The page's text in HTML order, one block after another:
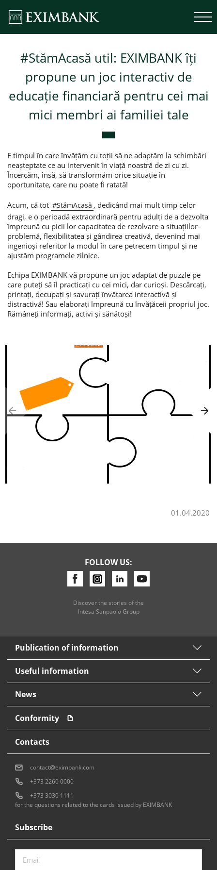
Consumer loan
Mortgage loans
#StămAcasă util: EXIMBANK îți
propune un joc interactiv de
educație financiară pentru cei mai
mici membri ai familiei tale
E timpul în care învățăm cu toții să ne adaptăm la schimbări
neașteptate ce au intervenit în viață noastră de zi cu zi.
Încercăm, însă, să transformăm orice situație în
oportunitate, care nu poate fi ratată!
Acum, că tot #StămAcasă , dedicând mai mult timp celor
dragi, e o perioadă extraordinară pentru adulți de a dezvolta
împreună cu picii lor capacitatea de rezolvare a situațiilor-
problemă, flexibilitatea și gândirea creativă, devenind mai
ingenioși referitor la modul în care petrecem timpul și ne
ajustăm programele zilnice.
Echipa EXIMBANK vă propune un joc adaptat de puzzle pe
care puteți să îl practicați cu cei mici, dar curioși. Descărcați,
printați, decupați și savurați învățarea interactivă și
distractivă! Sau elaborați împreună cu învățăceii propriul joc.
Rămâneți informați, activi și sănătoși!
01.04.2020
FOLLOW US:
Discover the stories of the
Intesa Sanpaolo Group
Publication of information
Useful information
News
Conformity
Subscribe
Contacts
contact@eximbank.com
+373 2260 0000
+373 3030 1111
for the questions related to the cards issued by EXIMBANK